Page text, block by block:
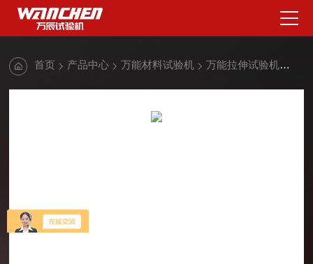
首页 产品中心 万能材料试验机 万能拉伸试验机